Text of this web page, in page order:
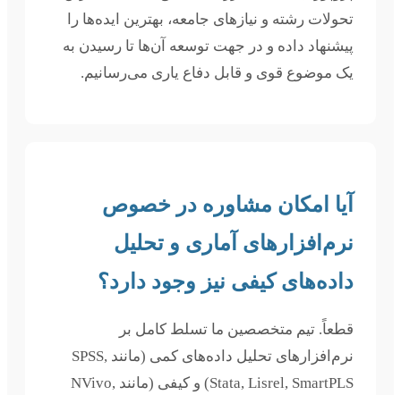
تحولات رشته و نیازهای جامعه، بهترین ایده‌ها را
پیشنهاد داده و در جهت توسعه آن‌ها تا رسیدن به
یک موضوع قوی و قابل دفاع یاری می‌رسانیم.
آیا امکان مشاوره در خصوص
نرم‌افزارهای آماری و تحلیل
داده‌های کیفی نیز وجود دارد؟
قطعاً. تیم متخصصین ما تسلط کامل بر
نرم‌افزارهای تحلیل داده‌های کمی (مانند SPSS,
Stata, Lisrel, SmartPLS) و کیفی (مانند NVivo,